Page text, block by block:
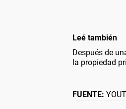
Leé también
Después de
la propiedad
FUENTE: